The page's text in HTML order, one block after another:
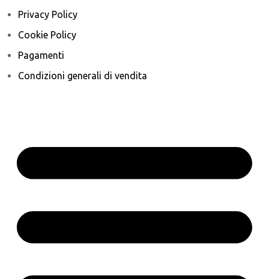
Privacy Policy
Cookie Policy
Pagamenti
Condizioni generali di vendita